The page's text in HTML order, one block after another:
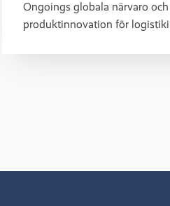
Ongoings globala närvaro
produktinnovation för